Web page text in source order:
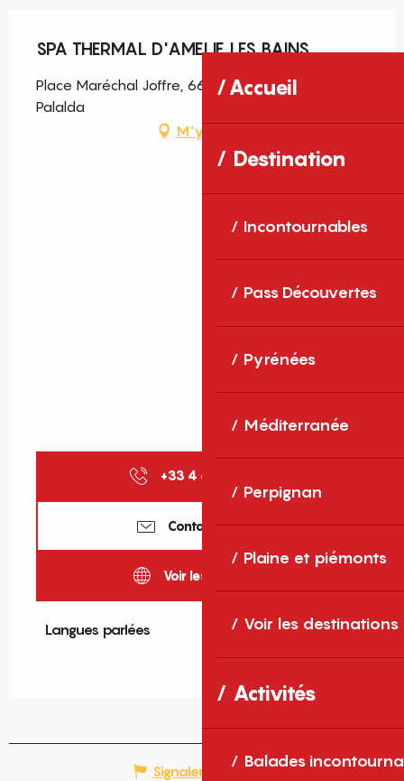
Accueil
Destination
Incontournables
Pass Découvertes
Pyrénées
Méditerranée
Perpignan
Plaine et piémonts
Voir les destinations
Activités
Balades
SPA THERMAL D'AMELIE LES BAINS
Place Maréchal Joffre, 66110 Amélie-les-Bains-
Palalda
M'y rendre
+33 4 68 87 99
Contactez-nous
Voir les sites web
Langues parlées
Langues parlées
Signaler une erreur